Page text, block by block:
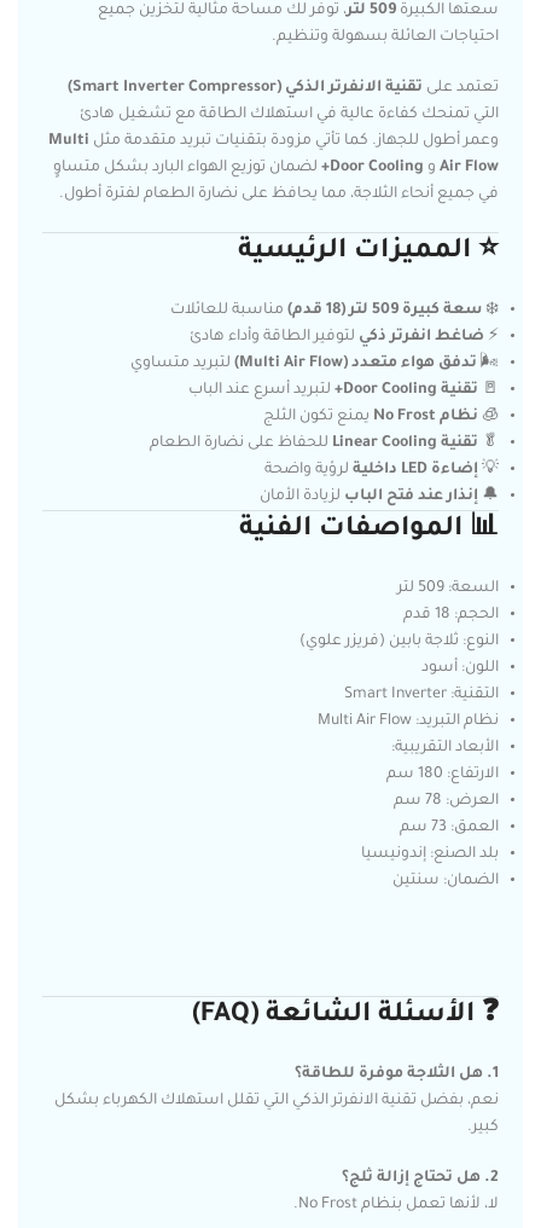
سعتها الكبيرة 509 لتر
، توفر لك مساحة مثالية لتخزين جميع
احتياجات العائلة بسهولة وتنظيم.
تعتمد على تقنية الانفرتر الذكي (Smart Inverter Compressor)
التي تمنحك كفاءة عالية في استهلاك الطاقة مع تشغيل هادئ
وعمر أطول للجهاز. كما تأتي مزودة بتقنيات تبريد متقدمة مثل Multi
Air Flow و Door Cooling+
لضمان توزيع الهواء البارد بشكل متساوٍ
في جميع أنحاء الثلاجة، مما يحافظ على نضارة الطعام لفترة أطول.
⭐ المميزات الرئيسية
❄️ سعة كبيرة 509 لتر (18 قدم)
مناسبة للعائلات
⚡ ضاغط انفرتر ذكي لتوفير الطاقة وأداء هادئ
🌬️ تدفق هواء متعدد (Multi Air Flow)
لتبريد متساوي
🚪 تقنية Door Cooling+
لتبريد أسرع عند الباب
🧊 نظام No Frost
يمنع تكون الثلج
🥬 تقنية Linear Cooling
للحفاظ على نضارة الطعام
💡 إضاءة LED داخلية
لرؤية واضحة
🔔 إنذار عند فتح الباب لزيادة الأمان
📊 المواصفات الفنية
السعة: 509 لتر
الحجم: 18 قدم
النوع: ثلاجة بابين (فريزر علوي)
اللون: أسود
التقنية: Smart Inverter
نظام التبريد: Multi Air Flow
الأبعاد التقريبية:
الارتفاع: 180 سم
العرض: 78 سم
العمق: 73 سم
بلد الصنع: إندونيسيا
الضمان: سنتين
❓ الأسئلة الشائعة (FAQ)
1. هل الثلاجة موفرة للطاقة؟
نعم، بفضل تقنية الانفرتر الذكي التي تقلل استهلاك الكهرباء بشكل
كبير.
2. هل تحتاج إزالة ثلج؟
لا، لأنها تعمل بنظام No Frost.